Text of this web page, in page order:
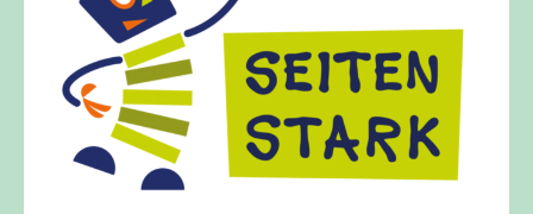
frieden-fragen.de ist ein Internet-
Kinder, Eltern und ErzieherInnen das
Fragen von Krieg und Frieden, Streit
Gewalt informiert und einen
diesem Themenbereich ermöglicht.
fragen.de bietet Antworten auf